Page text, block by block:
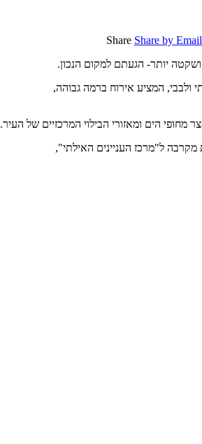
Share Share by Email
יותר- הגעתם למקום הנכון.
מחופי הים ומאזורי הבילוי המרכזיים של העיר.
מקרבה ל"מרכז העניינים האילתי",